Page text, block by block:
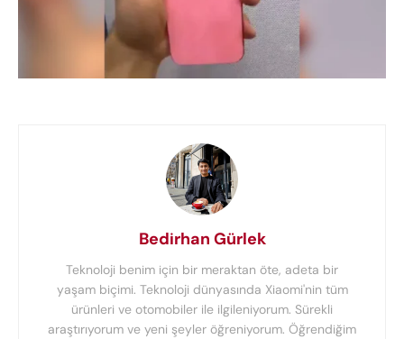
Bedirhan Gürlek
Teknoloji benim için bir meraktan öte, adeta bir
yaşam biçimi. Teknoloji dünyasında Xiaomi'nin tüm
ürünleri ve otomobiler ile ilgileniyorum. Sürekli
araştırıyorum ve yeni şeyler öğreniyorum. Öğrendiğim